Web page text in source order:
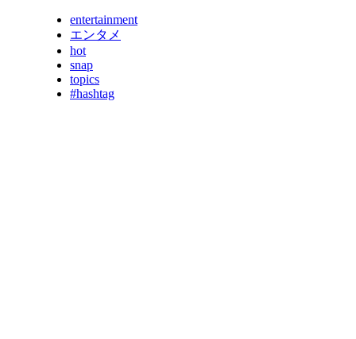
entertainment
エンタメ
hot
snap
topics
#hashtag